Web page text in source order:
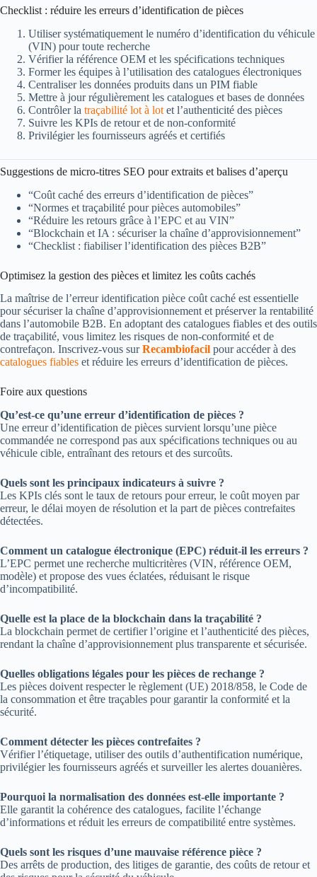
Checklist : réduire les erreurs d’identification de pièces
Utiliser systématiquement le numéro d’identification du véhicule
(VIN) pour toute recherche
Vérifier la référence OEM et les spécifications techniques
Former les équipes à l’utilisation des catalogues électroniques
Centraliser les données produits dans un PIM fiable
Mettre à jour régulièrement les catalogues et bases de données
Contrôler la traçabilité lot à lot et l’authenticité des pièces
Suivre les KPIs de retour et de non-conformité
Privilégier les fournisseurs agréés et certifiés
Suggestions de micro-titres SEO pour extraits et balises d’aperçu
“Coût caché des erreurs d’identification de pièces”
“Normes et traçabilité pour pièces automobiles”
“Réduire les retours grâce à l’EPC et au VIN”
“Blockchain et IA : sécuriser la chaîne d’approvisionnement”
“Checklist : fiabiliser l’identification des pièces B2B”
Optimisez la gestion des pièces et limitez les coûts cachés
La maîtrise de l’erreur identification pièce coût caché est essentielle
pour sécuriser la chaîne d’approvisionnement et préserver la rentabilité
dans l’automobile B2B. En adoptant des catalogues fiables et des outils
de traçabilité, vous limitez les risques de non-conformité et de
contrefaçon. Inscrivez-vous surRecambiofacil pour accéder à des
catalogues fiables et réduire les erreurs d’identification de pièces.
Foire aux questions
Qu’est-ce qu’une erreur d’identification de pièces ?
Une erreur d’identification de pièces survient lorsqu’une pièce
commandée ne correspond pas aux spécifications techniques ou au
véhicule cible, entraînant des retours et des surcoûts.
Quels sont les principaux indicateurs à suivre ?
Les KPIs clés sont le taux de retours pour erreur, le coût moyen par
erreur, le délai moyen de résolution et la part de pièces contrefaites
détectées.
Comment un catalogue électronique (EPC) réduit-il les erreurs ?
L’EPC permet une recherche multicritères (VIN, référence OEM,
modèle) et propose des vues éclatées, réduisant le risque
d’incompatibilité.
Quelle est la place de la blockchain dans la traçabilité ?
La blockchain permet de certifier l’origine et l’authenticité des pièces,
rendant la chaîne d’approvisionnement plus transparente et sécurisée.
Quelles obligations légales pour les pièces de rechange ?
Les pièces doivent respecter le règlement (UE) 2018/858, le Code de
la consommation et être traçables pour garantir la conformité et la
sécurité.
Comment détecter les pièces contrefaites ?
Vérifier l’étiquetage, utiliser des outils d’authentification numérique,
privilégier les fournisseurs agréés et surveiller les alertes douanières.
Pourquoi la normalisation des données est-elle importante ?
Elle garantit la cohérence des catalogues, facilite l’échange
d’informations et réduit les erreurs de compatibilité entre systèmes.
Quels sont les risques d’une mauvaise référence pièce ?
Des arrêts de production, des litiges de garantie, des coûts de retour et